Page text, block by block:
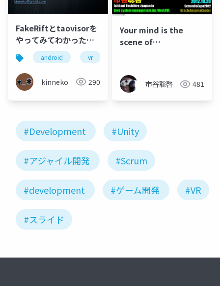
FakeRiftとtaovisorを
やってみてわかったこ
と ABC2014W版
android vr
kinneko 290
Your mind is the
scene of
市谷聡啓 481
#Development #Unity
#アジャイル開発 #Scrum
#development #ゲーム開発 #VR
#スライド